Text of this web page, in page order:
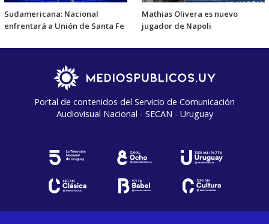
Sudamericana: Nacional
enfrentará a Unión de Santa Fe
Mathias Olivera es nuevo
jugador de Napoli
Portal de contenidos del Servicio de Comunicación
Audiovisual Nacional - SECAN - Uruguay